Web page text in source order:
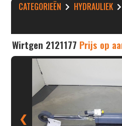
CATEGORIEËN HYDRAULIEK
Wirtgen 2121177 Prijs op
❮